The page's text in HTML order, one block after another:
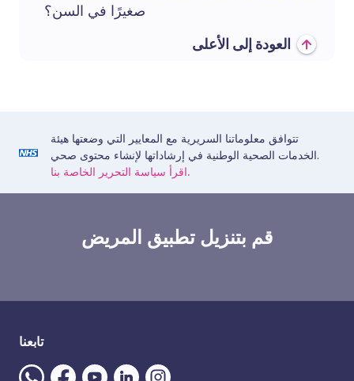
صغيرًا في السن؟
العودة إلى الأعلى
تتوافق معلوماتنا السريرية مع المعايير التي وضعتها هيئة
الخدمات الصحية الوطنية في إرشاداتها لإنشاء محتوى صحي.
اقرأ سياسة التحرير الخاصة بنا.
قم بتنزيل تطبيق المريض
تابعنا